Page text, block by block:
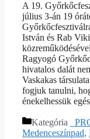
A 19.
július 3-án 19
István és Rab
Ragyogó
hivatalos dalát
Vaskakas
fogjuk tanulni,
énekelhessük
Kategória
Medenceszínpad,